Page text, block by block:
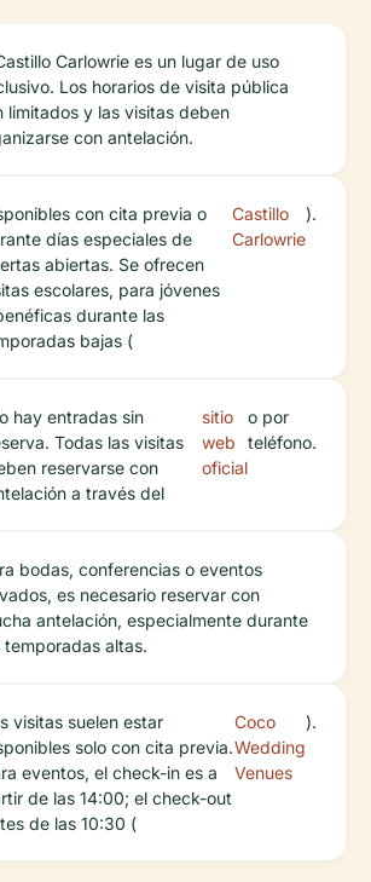
Carlowrie es un lugar de uso
Los horarios de visita pública
limitados y las visitas deben
con antelación.
con cita previa o
días especiales de
abiertas. Se ofrecen
escolares, para jóvenes
durante las
bajas (
Castillo
Carlowrie
).
hay entradas sin
Todas las visitas
reservarse con
a través del
sitio
web
oficial
o por
teléfono.
bodas, conferencias o eventos
es necesario reservar con
antelación, especialmente durante
temporadas altas.
visitas suelen estar
solo con cita previa.
eventos, el check-in es a
de las 14:00; el check-out
de las 10:30 (
Coco
Wedding
Venues
).